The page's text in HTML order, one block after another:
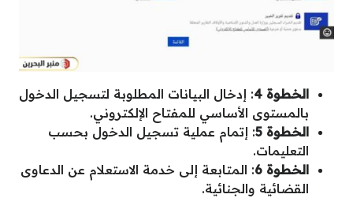
الخطوة 4
: إدخال البيانات المطلوبة لتسجيل الدخول
بالمستوى الأساسي للمفتاح الإلكتروني.
الخطوة 5
: إتمام عملية تسجيل الدخول بحسب
التعليمات.
الخطوة 6
: المتابعة إلى خدمة الاستعلام عن الدعاوى
القضائية والجنائية.